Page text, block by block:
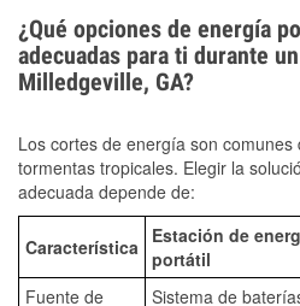
¿Qué opciones de energía
adecuadas para ti durante
Milledgeville, GA?
Los cortes de energía son
tormentas tropicales. Elegir la
adecuada depende de:
Característica
Estación de
portátil
Fuente de Sistema de